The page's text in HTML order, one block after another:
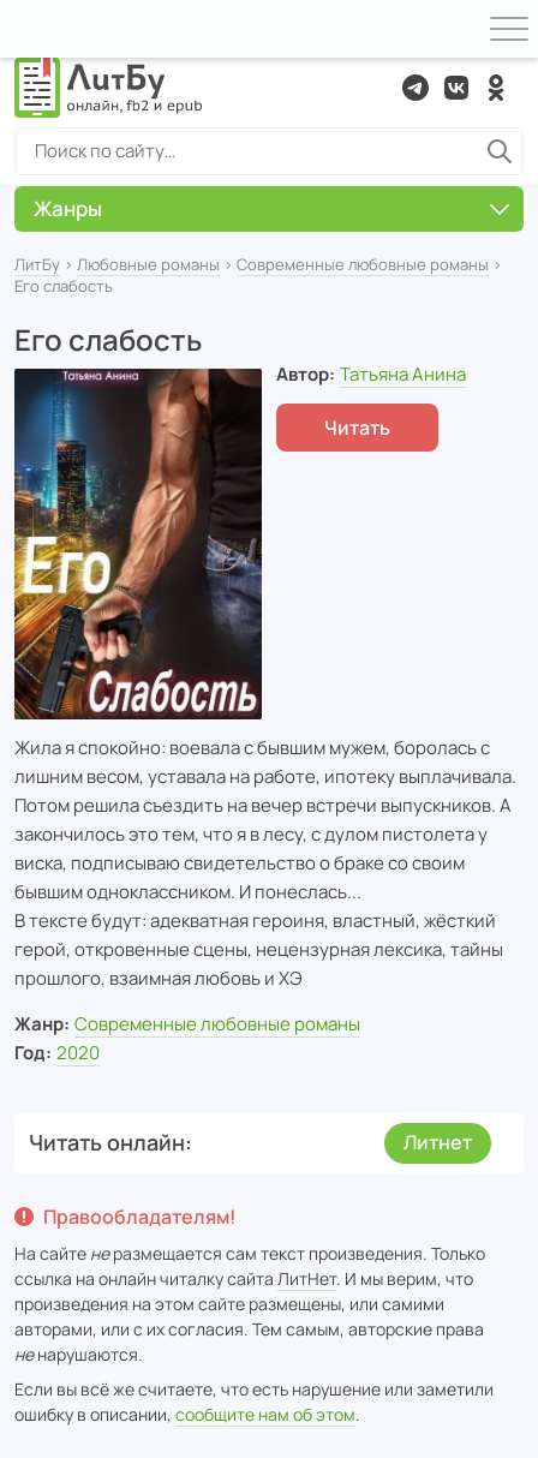
ЛитБу › Любовные романы › Современные любовные романы ›
Его слабость
Его слабость
Автор: Татьяна Анина
Читать
Жила я спокойно: воевала с бывшим мужем, боролась с
лишним весом, уставала на работе, ипотеку выплачивала.
Потом решила съездить на вечер встречи выпускников. А
закончилось это тем, что я в лесу, с дулом пистолета у
виска, подписываю свидетельство о браке со своим
бывшим одноклассником. И понеслась...
В тексте будут: адекватная героиня, властный, жёсткий
герой, откровенные сцены, нецензурная лексика, тайны
прошлого, взаимная любовь и ХЭ
Жанр: Современные любовные романы
Год: 2020
Читать онлайн Литнет
Правообладателям!
На сайте неразмещается сам текст произведения. Только
ссылка на онлайн читалку сайта ЛитНет. И мы верим, что
произведения на этом сайте размещены, или самими
авторами, или с их согласия. Тем самым, авторские права
ненарушаются.
Если вы всё же считаете, что есть нарушение или заметили
ошибку в описании, сообщите нам об этом.
Жанры